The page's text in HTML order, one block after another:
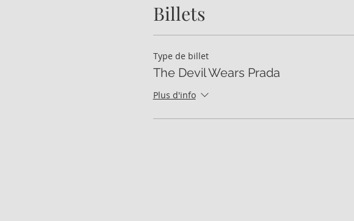
Billets
Type de billet
The Devil Wears Prada
Plus d'info